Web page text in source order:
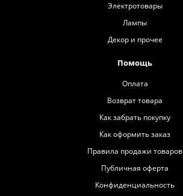
Электротовары
Лампы
Декор и прочее
Помощь
Оплата
Возврат товара
Как забрать покупку
Как оформить заказ
Правила продажи товаров
Публичная оферта
Конфиденциальность